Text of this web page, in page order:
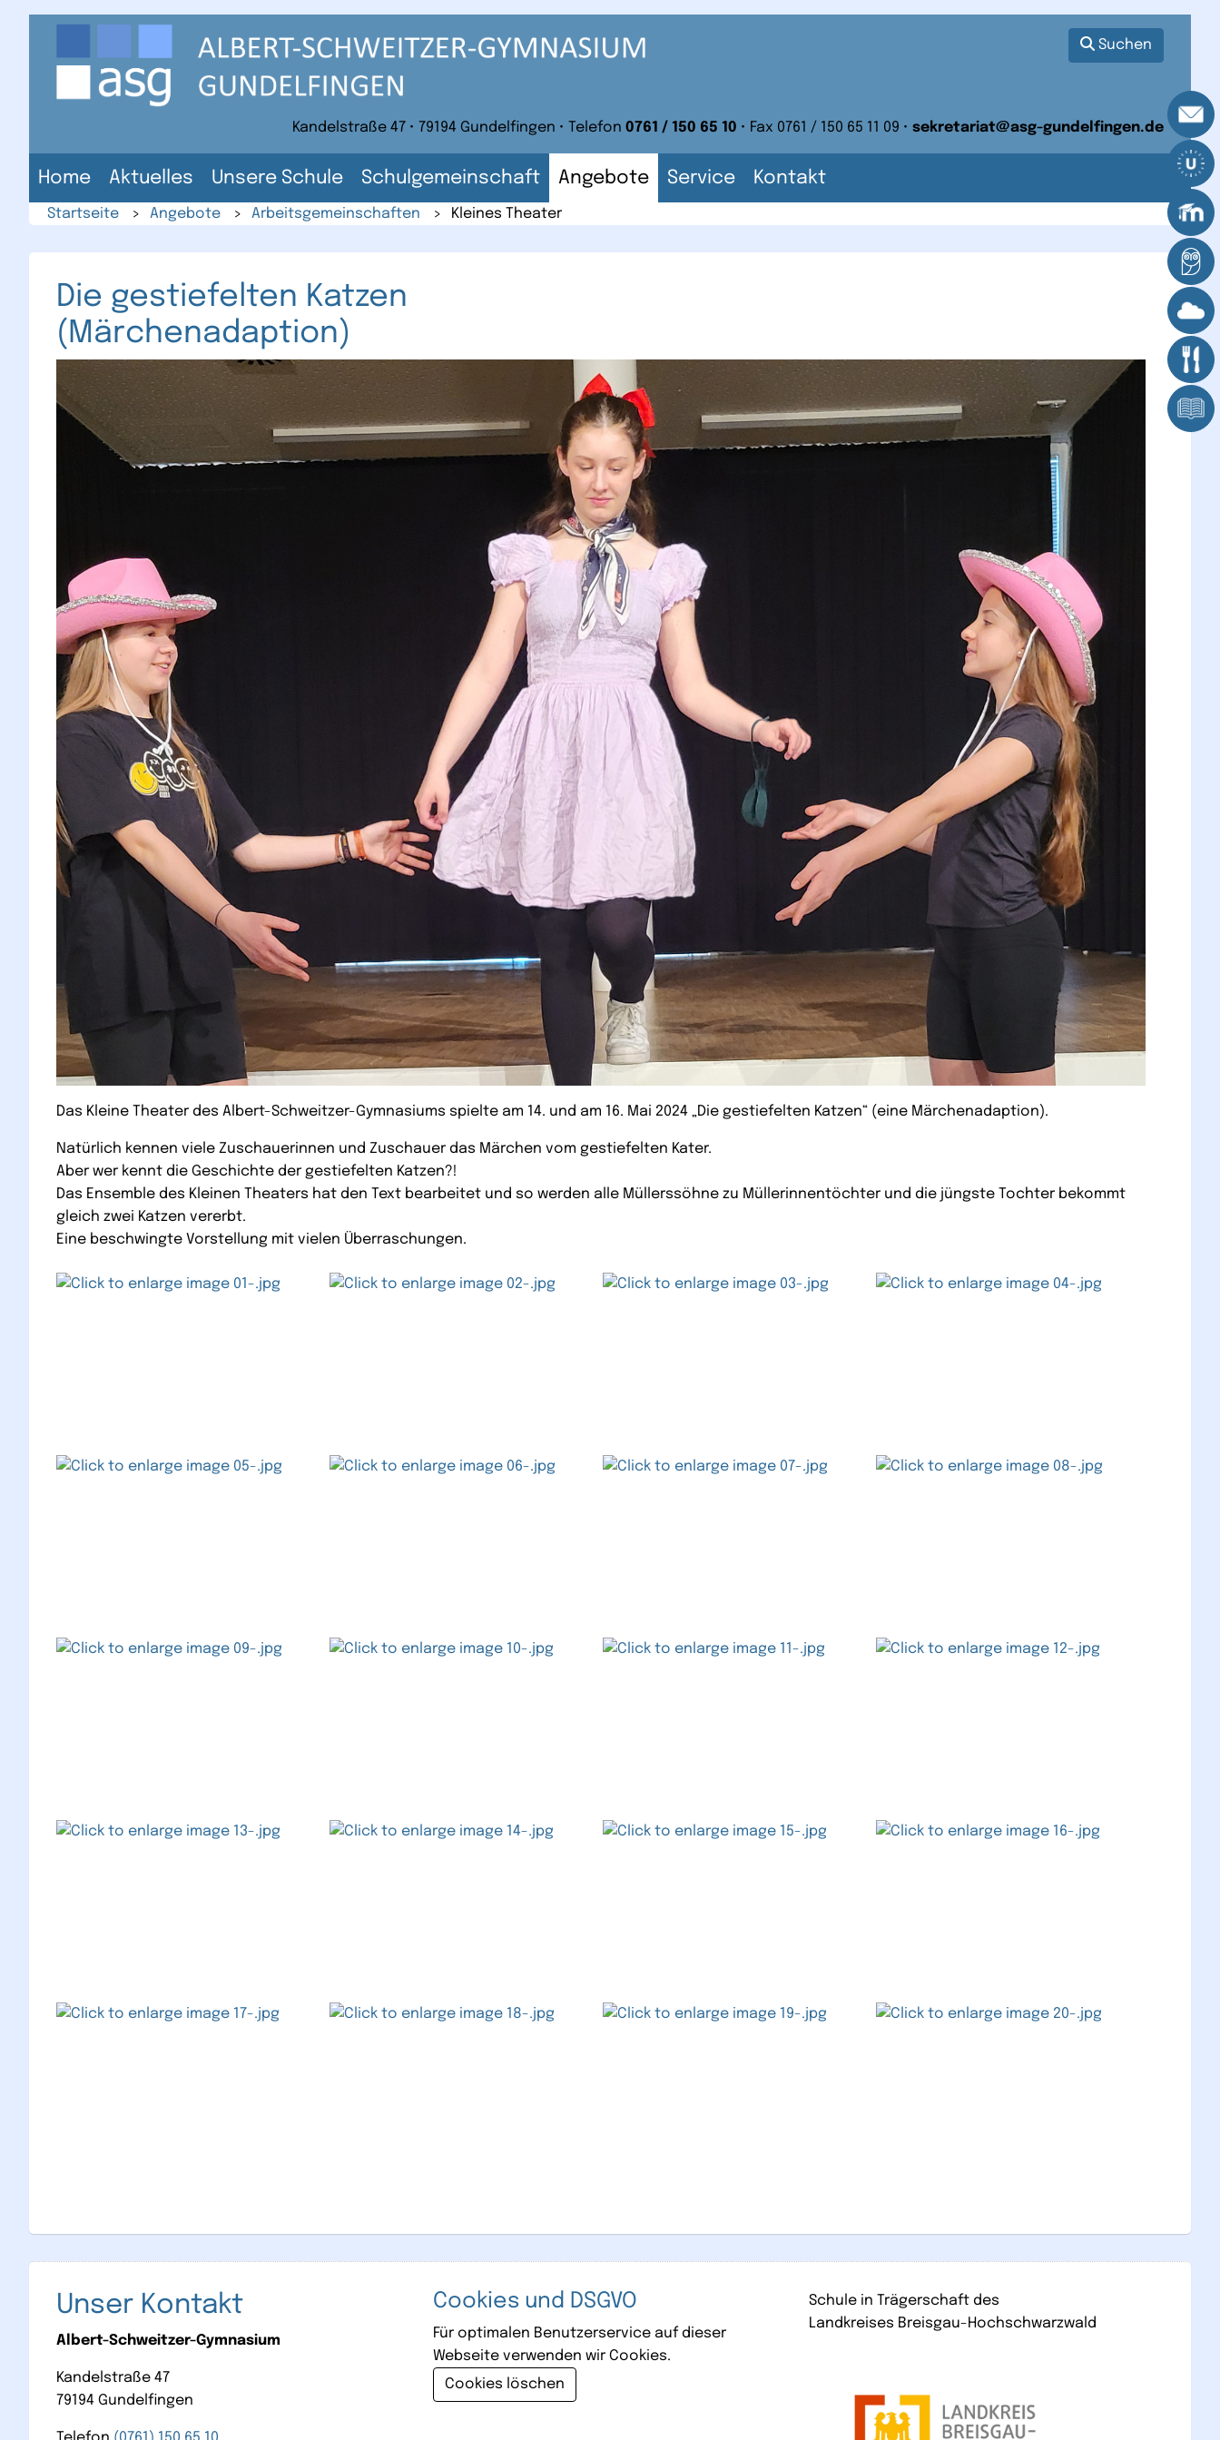
Suchen
Kandelstraße 47 • 79194 Gundelfingen • Telefon 0761 / 150 65 10 • Fax 0761 / 150 65 11 09 • sekretariat@asg-gundelfingen.de
Home Aktuelles Unsere Schule Schulgemeinschaft Angebote Service Kontakt
Startseite > Angebote > Arbeitsgemeinschaften > Kleines Theater
Die gestiefelten Katzen
(Märchenadaption)
Das Kleine Theater des Albert-Schweitzer-Gymnasiums spielte am 14. und am 16. Mai 2024 „Die gestiefelten Katzen“ (eine Märchenadaption).
Natürlich kennen viele Zuschauerinnen und Zuschauer das Märchen vom gestiefelten Kater.
Aber wer kennt die Geschichte der gestiefelten Katzen?!
Das Ensemble des Kleinen Theaters hat den Text bearbeitet und so werden alle Müllerssöhne zu Müllerinnentöchter und die jüngste Tochter bekommt
gleich zwei Katzen vererbt.
Eine beschwingte Vorstellung mit vielen Überraschungen.
Unser Kontakt
Albert-Schweitzer-Gymnasium
Kandelstraße 47
79194 Gundelfingen
Cookies und DSGVO
Für optimalen Benutzerservice auf dieser
Webseite verwenden wir Cookies.
Cookies löschen
Schule in Trägerschaft des
Landkreises Breisgau-Hochschwarzwald